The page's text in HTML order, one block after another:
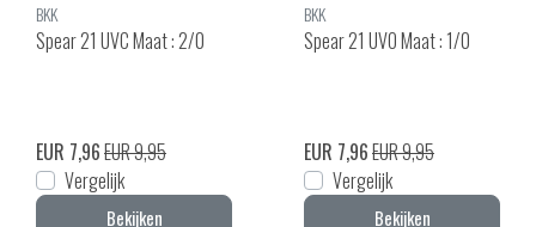
BKK
Spear 21 UVC Maat : 2/0
EUR 7,96EUR 9,95
Vergelijk
Bekijken
BKK
Spear 21 UVO Maat : 1/0
EUR 7,96EUR 9,95
Vergelijk
Bekijken